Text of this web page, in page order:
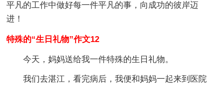
平凡的工作中做好每一件平凡的事，向成功的彼岸迈
进！
特殊的“生日礼物”作文12
今天，妈妈送给我一件特殊的生日礼物。
我们去湛江，看完病后，我便和妈妈一起来到医院